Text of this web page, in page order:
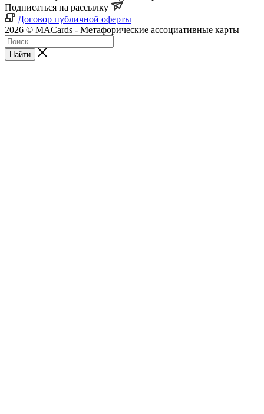
Подписаться на рассылку
Договор публичной оферты
2026 © MACards - Метафорические ассоциативные карты
Найти